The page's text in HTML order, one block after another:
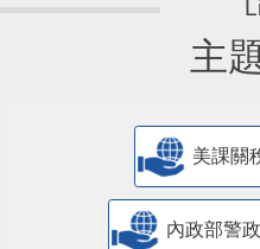
主
美課關
內政部警